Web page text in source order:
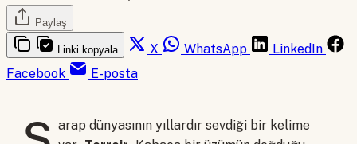
Paylaş
Linki kopyala X WhatsApp
LinkedIn
Facebook
E-posta
arap dünyasının yıllardır sevdiği bir kelime